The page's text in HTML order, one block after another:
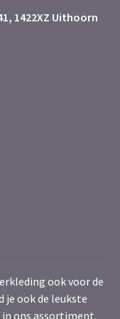
1422XZ Uithoorn
ook voor de
je ook de leukste
ons assortiment.